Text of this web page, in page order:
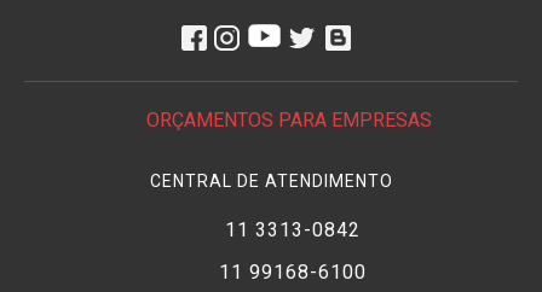
ORÇAMENTOS PARA EMPRESAS
CENTRAL DE ATENDIMENTO
11 3313-0842
11 99168-6100